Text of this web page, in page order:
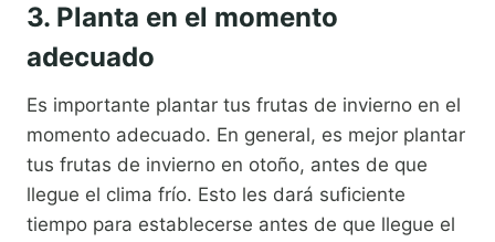
3. Planta en el momento
adecuado
Es importante plantar tus frutas de invierno en el
momento adecuado. En general, es mejor plantar
tus frutas de invierno en otoño, antes de que
llegue el clima frío. Esto les dará suficiente
tiempo para establecerse antes de que llegue el